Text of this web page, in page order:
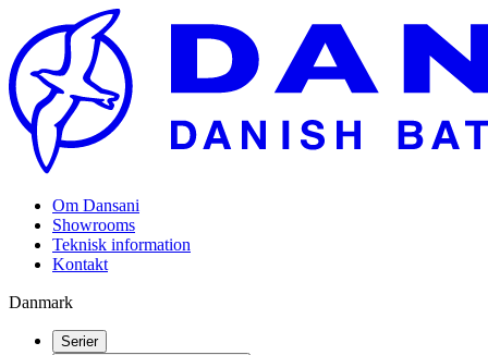
Om Dansani
Showrooms
Teknisk information
Kontakt
Danmark
Serier